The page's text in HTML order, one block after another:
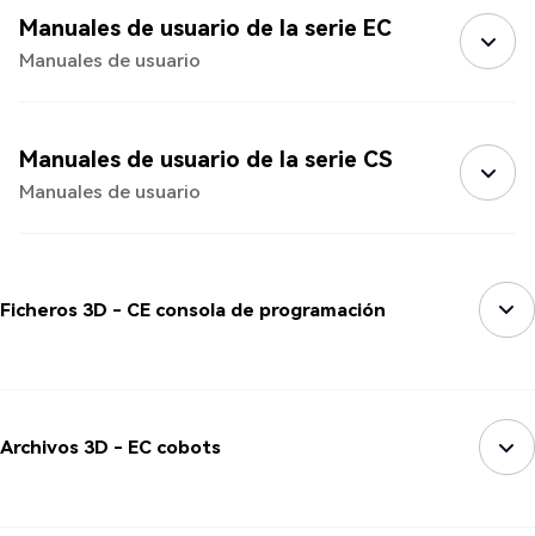
Manuales de usuario de la serie EC
Manuales de usuario
Manuales de usuario de la serie CS
Manuales de usuario
Ficheros 3D - CE consola de programación
Archivos 3D - EC cobots